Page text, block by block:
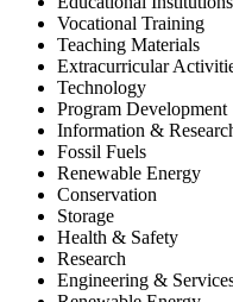
Vocational Training
Teaching Materials
Extracurricular
Technology
Program Development
Information &
Fossil Fuels
Renewable Energy
Conservation
Storage
Health & Safety
Research
Engineering &